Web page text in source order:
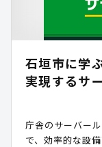
石垣市に学
実現するサ
庁舎のサーバー
で、効率的な設